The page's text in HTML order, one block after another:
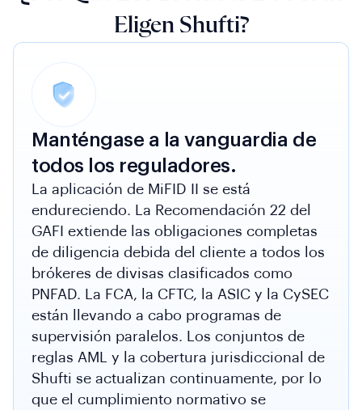
Eligen Shufti?
Manténgase a la vanguardia de
todos los reguladores.
La aplicación de MiFID II se está
endureciendo. La Recomendación 22 del
GAFI extiende las obligaciones completas
de diligencia debida del cliente a todos los
brókeres de divisas clasificados como
PNFAD. La FCA, la CFTC, la ASIC y la CySEC
están llevando a cabo programas de
supervisión paralelos. Los conjuntos de
reglas AML y la cobertura jurisdiccional de
Shufti se actualizan continuamente, por lo
que el cumplimiento normativo se